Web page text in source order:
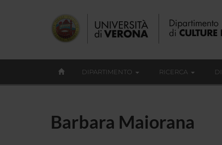
DIPARTIMENTO RICERCA
Barbara Maiorana